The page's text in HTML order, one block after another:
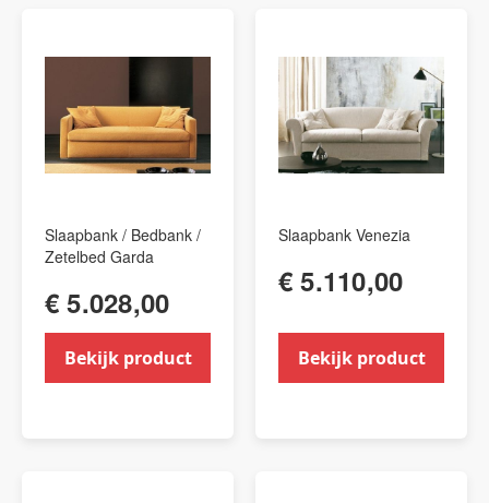
Slaapbank / Bedbank /
Zetelbed Garda
€ 5.028,00
Bekijk product
Slaapbank Venezia
€ 5.110,00
Bekijk product